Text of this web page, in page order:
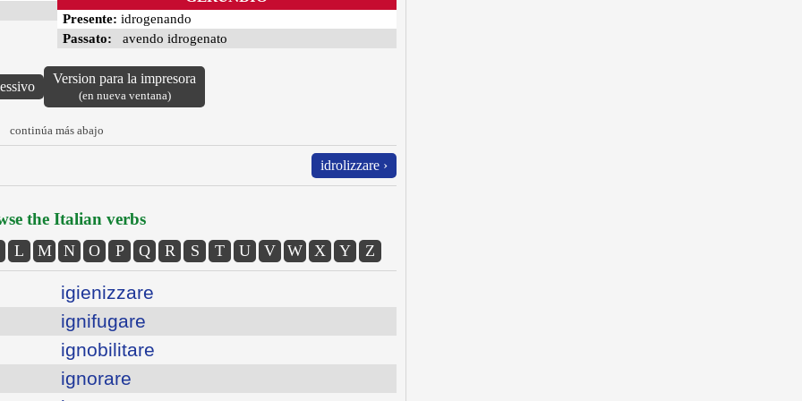
Presente: idrogenando
Passato: avendo idrogenato
Version para la impresora
(en nueva ventana)
continúa más abajo
idrolizzare ›
the Italian verbs
L M N O P Q R S T U V W X Y Z
igienizzare
ignifugare
ignobilitare
ignorare